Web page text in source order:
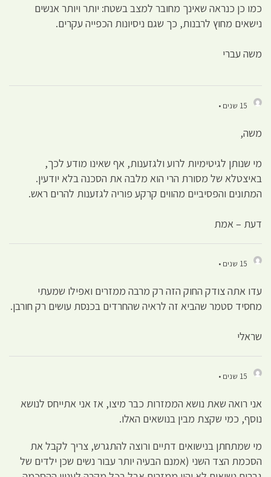
כמו כן כנראה שאינך מחובר למצב בשטח: יותר ויותר אנשים
נישאים מחוץ לרבנות, כך שגם ניסיונות הכפייה עקרים.
משה עברי
15 שנים •
משה,
מי שנותן לגיטימיות לרוע ולגזענות, אף שאינו מודע לכך,
באיצטלא של מסורת הרי הוא מלבה את הסכנה בלא יודעין.
המתונים והפסיביים מהווים קרקע פוריה לגזענות להרים ראש.
דעת – אמת
15 שנים •
עדו אתה צודק החוק הזה רק מרבה ממזרים ואפילו שמעתי
מחסיד סטמר שהביא זה לראיה שהחרדים בכנסת עושים רק חורבן.
שראלי
15 שנים •
אני רואה שאת נושא הממזרות כבר מיצו, אז אני אתייחס לנושא
נוסף, כמי שקצת מבין בנושאים האלו.
מי שמתחתן בנישואים דתיים ורוצה להתגרש, צריך לקבל את
הסכמת הצד השני (אמנם הבעיה יותר עבור נשים שכן ילדים של